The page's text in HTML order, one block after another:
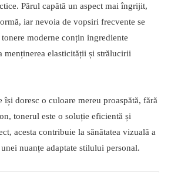
Părul capătă un aspect mai îngrijit,
iar nevoia de vopsiri frecvente se
moderne conțin ingrediente
menținerea elasticității și strălucirii
își doresc o culoare mereu proaspătă, fără
tonerul este o soluție eficientă și
acesta contribuie la sănătatea vizuală a
nuanțe adaptate stilului personal.